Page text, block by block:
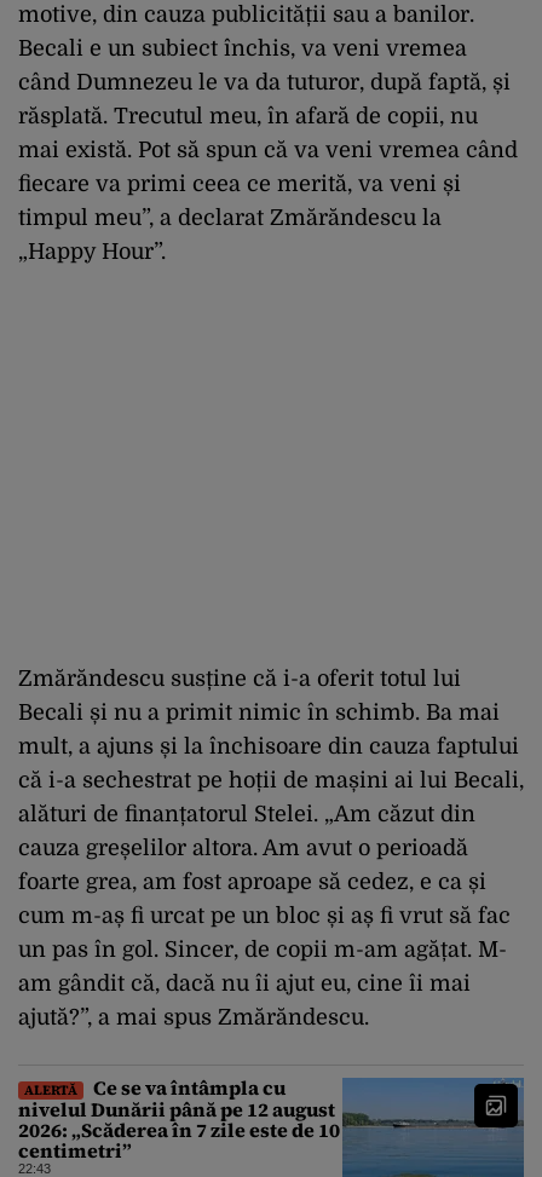
motive, din cauza publicității sau a banilor.
Becali e un subiect închis, va veni vremea
când Dumnezeu le va da tuturor, după faptă, și
răsplată. Trecutul meu, în afară de copii, nu
mai există. Pot să spun că va veni vremea când
fiecare va primi ceea ce merită, va veni și
timpul meu”, a declarat Zmărăndescu la
„Happy Hour”.
Zmărăndescu susține că i-a oferit totul lui
Becali și nu a primit nimic în schimb. Ba mai
mult, a ajuns și la închisoare din cauza faptului
că i-a sechestrat pe hoții de mașini ai lui Becali,
alături de finanțatorul Stelei. „Am căzut din
cauza greșelilor altora. Am avut o perioadă
foarte grea, am fost aproape să cedez, e ca și
cum m-aș fi urcat pe un bloc și aș fi vrut să fac
un pas în gol. Sincer, de copii m-am agățat. M-
am gândit că, dacă nu îi ajut eu, cine îi mai
ajută?”, a mai spus Zmărăndescu.
ALERTĂ
Ce se va întâmpla cu
nivelul Dunării până pe 12 august
2026: „Scăderea în 7 zile este de 10
centimetri”
22:43